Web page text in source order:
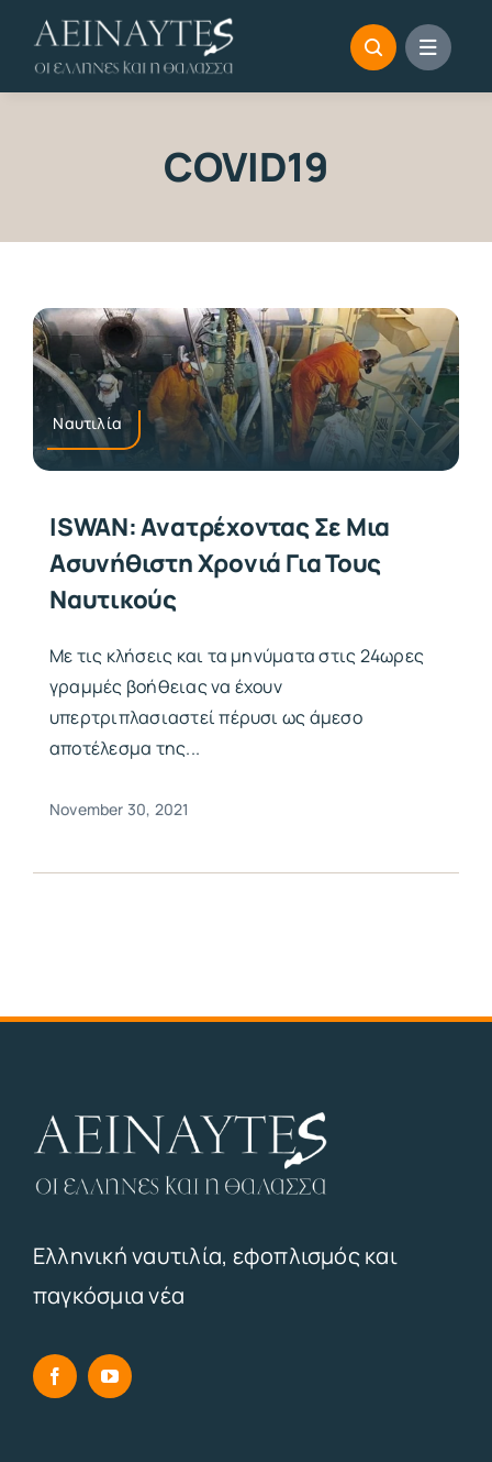
content
COVID19
Ναυτιλία
ISWAN: Ανατρέχοντας Σε Μια
Ασυνήθιστη Χρονιά Για Τους
Ναυτικούς
Με τις κλήσεις και τα μηνύματα στις 24ωρες
γραμμές βοήθειας να έχουν
υπερτριπλασιαστεί πέρυσι ως άμεσο
αποτέλεσμα της...
November 30, 2021
Ελληνική ναυτιλία, εφοπλισμός και
παγκόσμια νέα